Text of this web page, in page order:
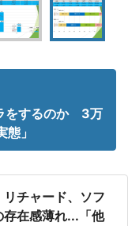
をするのか 3万
」
チャード、ソフ
存在感薄れ...「他